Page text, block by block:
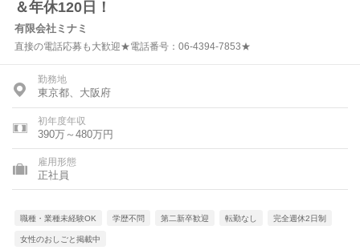
＆年休120日！
有限会社ミナミ
直接の電話応募も大歓迎★電話番号：06-4394-7853★
勤務地
東京都、大阪府
初年度年収
390万～480万円
雇用形態
正社員
職種・業種未経験OK 学歴不問 第二新卒歓迎 転勤なし 完全週休2日制
女性のおしごと掲載中